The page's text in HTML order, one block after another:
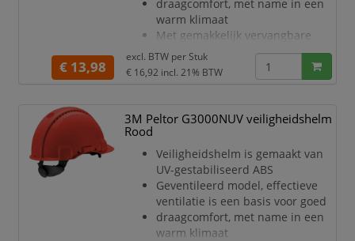
moet
worden
De zacht
draagcomfort, met name in een
warm klimaat
Met gemakkelijk vervangbare
kunststof zweetband
Helm is voorzien van een 4-punts
textielen binnenwerk
een draaiknopinstelling
Het ontwerp met een laag profiel
biedt stabiliteit en evenwicht,
waardoor helm ultiem comfort
levert en de hoogste
bescherming tegen
€ 13,98
excl. BTW per Stuk
€ 16,92 incl. 21% BTW
3M Peltor G3000NUV veiligheidshelm
Rood
Veiligheidshelm is gemaakt van
UV-gestabiliseerd ABS
Geventileerd model, effectieve
ventilatie is een basis voor goed
draagcomfort, met name in een
warm klimaat